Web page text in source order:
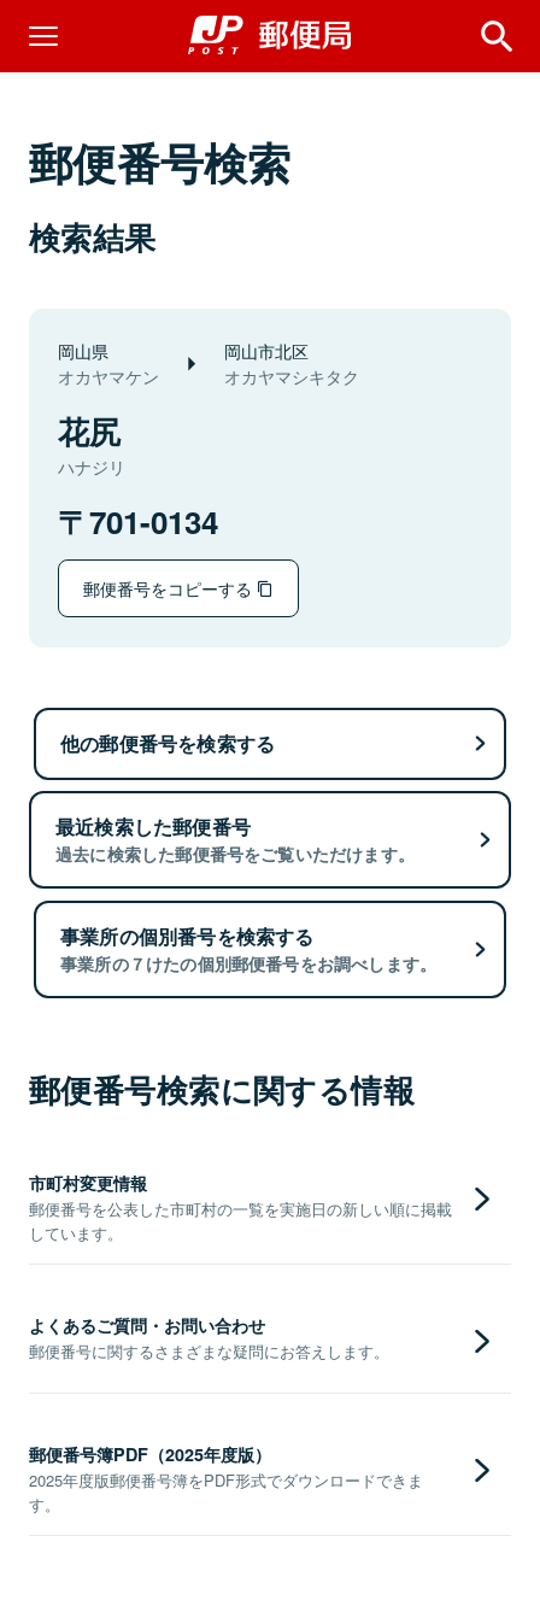
郵便番号検索
検索結果
岡山県
オカヤマケン
岡山市北区
オカヤマシキタク
花尻
ハナジリ
701-0134
郵便番号をコピーする
他の郵便番号を検索する
最近検索した郵便番号
過去に検索した郵便番号をご覧いただけます。
事業所の個別番号を検索する
事業所の７けたの個別郵便番号をお調べします。
郵便番号検索に関する情報
市町村変更情報
郵便番号を公表した市町村の一覧を実施日の新しい順に掲載
しています。
よくあるご質問・お問い合わせ
郵便番号に関するさまざまな疑問にお答えします。
郵便番号簿PDF（2025年度版）
2025年度版郵便番号簿をPDF形式でダウンロードできま
す。